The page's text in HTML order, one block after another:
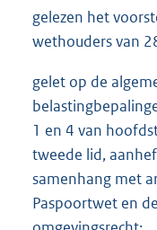
gelezen het
wethouders van
gelet op de
1 en 4 van
tweede lid,
samenhang met
Paspoortwet en